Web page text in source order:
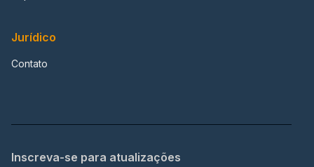
Jurídico
Contato
Inscreva-se para atualizações